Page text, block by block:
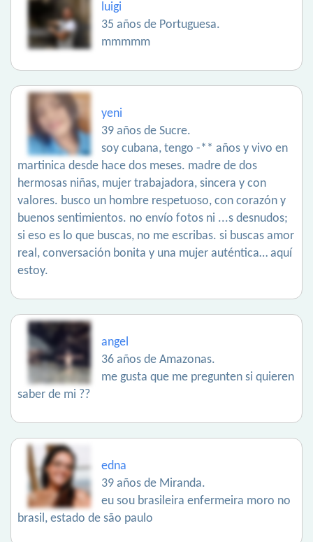
luigi
35 años de Portuguesa.
mmmmm
yeni
39 años de Sucre.
soy cubana, tengo -** años y vivo en
martinica desde hace dos meses. madre de dos
hermosas niñas, mujer trabajadora, sincera y con
valores. busco un hombre respetuoso, con corazón y
buenos sentimientos. no envío fotos ni ...s desnudos;
si eso es lo que buscas, no me escribas. si buscas amor
real, conversación bonita y una mujer auténtica… aquí
estoy.
angel
36 años de Amazonas.
me gusta que me pregunten si quieren
saber de mi ??
edna
39 años de Miranda.
eu sou brasileira enfermeira moro no
brasil, estado de são paulo